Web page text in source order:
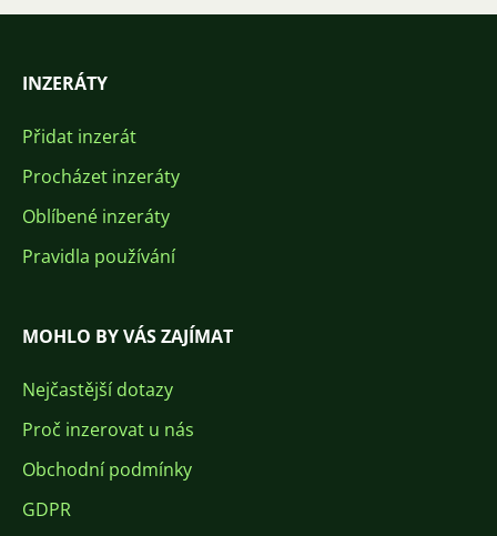
INZERÁTY
Přidat inzerát
Procházet inzeráty
Oblíbené inzeráty
Pravidla používání
MOHLO BY VÁS ZAJÍMAT
Nejčastější dotazy
Proč inzerovat u nás
Obchodní podmínky
GDPR